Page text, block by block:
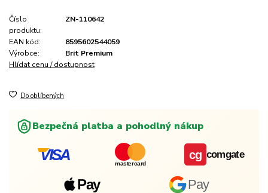
Číslo
produktu:
ZN-110642
EAN kód:
8595602544059
Výrobce:
Brit Premium
Hlídat cenu / dostupnost
Do oblíbených
Bezpečná platba a pohodlný nákup
VISA mastercard
Pay Pay
cg comgate